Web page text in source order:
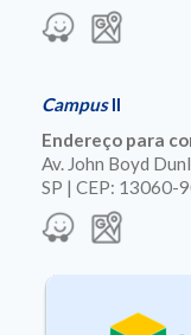
CampusII
Endereço para
Av. John Boyd
SP | CEP: 13060-